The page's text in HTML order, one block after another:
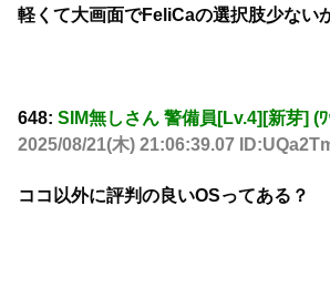
軽くて大画面でFeliCaの選択肢少ない
648: SIM無しさん 警備員[Lv.4][新芽] (
2025/08/21(木) 21:06:39.07
ココ以外に評判の良いOSってある？